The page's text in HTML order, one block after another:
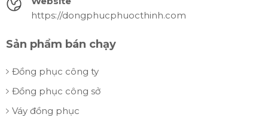
https://dongphucphuocthinh.com
Sản phẩm bán chạy
Đồng phục công ty
Đồng phục công sở
Váy đồng phục